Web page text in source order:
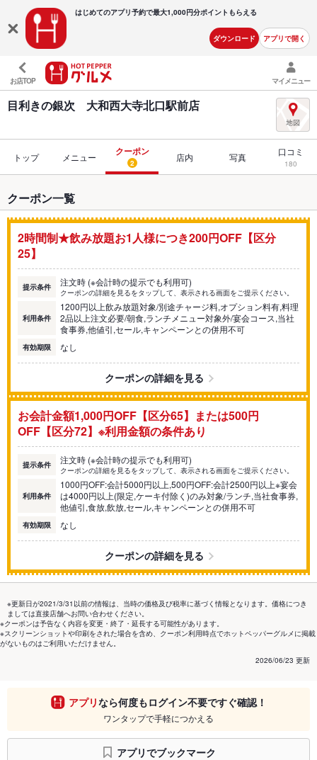
はじめてのアプリ予約で最大1,000円分ポイントもらえる
ダウンロード アプリで開く
お店TOP マイメニュー
目利きの銀次 大和西大寺北口駅前店
トップ メニュー クーポン
2 店内 写真 口コミ
180
クーポン一覧
2時間制★飲み放題お1人様につき200円OFF【区分
25】
提示条件 注文時 (※会計時の提示でも利用可)
クーポンの詳細を見るをタップして、表示される画面をご提示ください。
利用条件
1200円以上飲み放題対象/別途チャージ料,オプション料有,料理
2品以上注文必要/朝食,ランチメニュー対象外/宴会コース,当社
食事券,他値引,セール,キャンペーンとの併用不可
有効期限 なし
クーポンの詳細を見る
お会計金額1,000円OFF【区分65】または500円
OFF【区分72】※利用金額の条件あり
提示条件 注文時 (※会計時の提示でも利用可)
クーポンの詳細を見るをタップして、表示される画面をご提示ください。
利用条件
1000円OFF:会計5000円以上,500円OFF:会計2500円以上※宴会
は4000円以上(限定,ケーキ付除く)のみ対象/ランチ,当社食事券,
他値引,食放,飲放,セール,キャンペーンとの併用不可
有効期限 なし
クーポンの詳細を見る
※更新日が2021/3/31以前の情報は、当時の価格及び税率に基づく情報となります。価格につき
ましては直接店舗へお問い合わせください。
※クーポンは予告なく内容を変更・終了・延長する可能性があります。
※スクリーンショットや印刷をされた場合を含め、クーポン利用時点でホットペッパーグルメに掲載
がないものはご利用いただけません。
2026/06/23 更新
アプリなら何度もログイン不要ですぐ確認！
ワンタップで手軽につかえる
アプリでブックマーク